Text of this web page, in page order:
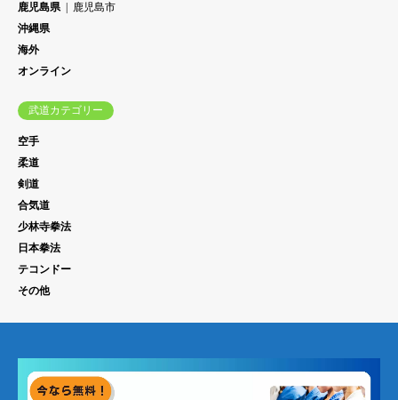
鹿児島県
鹿児島市
沖縄県
海外
オンライン
武道カテゴリー
空手
柔道
剣道
合気道
少林寺拳法
日本拳法
テコンドー
その他